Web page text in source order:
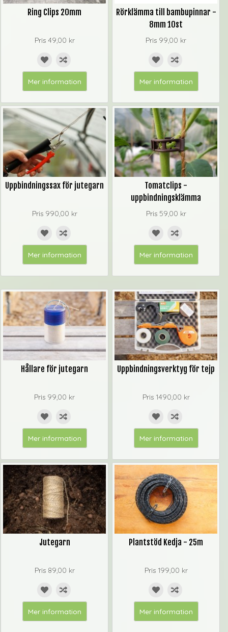
Ring Clips 20mm
Pris 49,00 kr
Mer information
Rörklämma till bambupinnar -
8mm 10st
Pris 99,00 kr
Mer information
Uppbindningssax för jutegarn
Pris 990,00 kr
Mer information
Tomatclips -
uppbindningsklämma
Pris 59,00 kr
Mer information
Hållare för jutegarn
Pris 99,00 kr
Mer information
Uppbindningsverktyg för tejp
Pris 1490,00 kr
Mer information
Jutegarn
Pris 89,00 kr
Mer information
Plantstöd Kedja - 25m
Pris 199,00 kr
Mer information